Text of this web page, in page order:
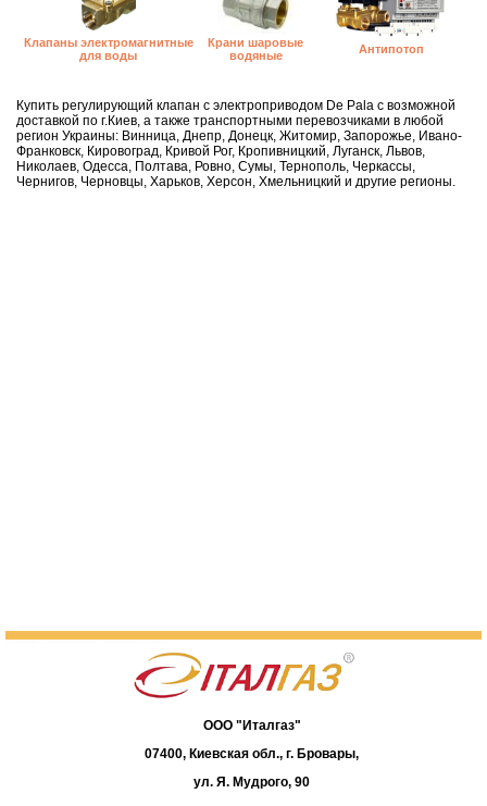
Клапаны электромагнитные
для воды
Крани шаровые
водяные
Антипотоп
Купить регулирующий клапан с электроприводом De Pala с возможной
доставкой по г.Киев, а также транспортными перевозчиками в любой
регион Украины: Винница, Днепр, Донецк, Житомир, Запорожье, Ивано-
Франковск, Кировоград, Кривой Рог, Кропивницкий, Луганск, Львов,
Николаев, Одесса, Полтава, Ровно, Сумы, Тернополь, Черкассы,
Чернигов, Черновцы, Харьков, Херсон, Хмельницкий и другие регионы.
ООО "Италгаз"
07400, Киевская обл., г. Бровары,
ул. Я. Мудрого, 90